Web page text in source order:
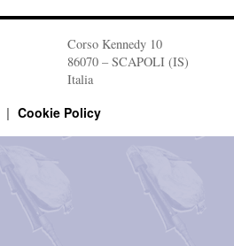
Corso Kennedy 10
86070 – SCAPOLI (IS)
Italia
Cookie Policy